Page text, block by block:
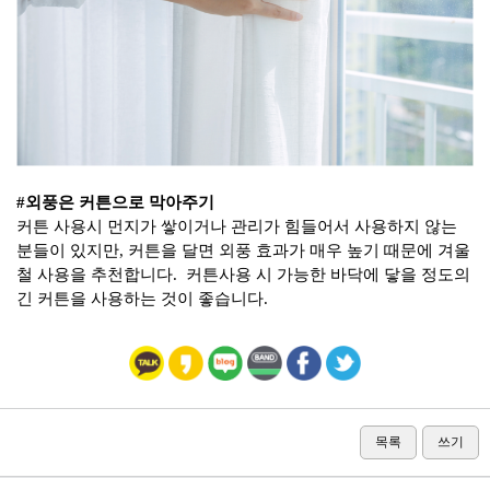
#외풍은 커튼으로 막아주기
커튼 사용시 먼지가 쌓이거나 관리가 힘들어서 사용하지 않는
분들이 있지만, 커튼을 달면 외풍 효과가 매우 높기 때문에 겨울
철 사용을 추천합니다.
커튼사용 시 가능한 바닥에 닿을 정도의
긴 커튼을 사용하는 것이 좋습니다.
목록 쓰기